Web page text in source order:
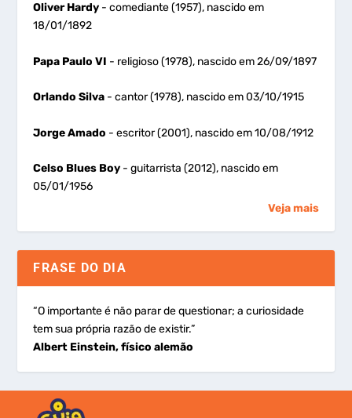
Oliver Hardy - comediante (1957), nascido em
18/01/1892
Papa Paulo VI - religioso (1978), nascido em 26/09/1897
Orlando Silva - cantor (1978), nascido em 03/10/1915
Jorge Amado - escritor (2001), nascido em 10/08/1912
Celso Blues Boy - guitarrista (2012), nascido em
05/01/1956
Veja mais
FRASE DO DIA
“O importante é não parar de questionar; a curiosidade
tem sua própria razão de existir.”
Albert Einstein, físico alemão